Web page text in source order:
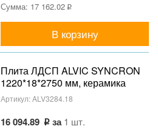
Сумма: 17 162.02
В корзину
Плита ЛДСП ALVIC SYNCRON
1220*18*2750 мм, керамика
золото 02 (Porcelain Gold 02 JA),
двустороннее тиснение
Артикул:ALV3284.18
16 094.89 за1 шт.